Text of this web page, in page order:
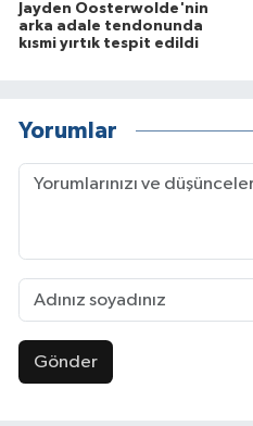
Jayden Oosterwolde'nin
arka adale tendonunda
kısmi yırtık tespit edildi
Yorumlar
Gönder